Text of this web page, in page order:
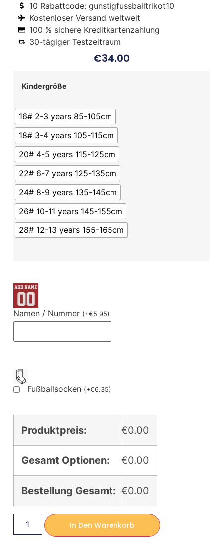
10 Rabattcode: gunstigfussballtrikot10
Kostenloser Versand weltweit
100 % sichere Kreditkartenzahlung
30-tägiger Testzeitraum
€34.00
Kindergröße
16# 2-3 years 85-105cm
18# 3-4 years 105-115cm
20# 4-5 years 115-125cm
22# 6-7 years 125-135cm
24# 8-9 years 135-145cm
26# 10-11 years 145-155cm
28# 12-13 years 155-165cm
Namen / Nummer (+€5.95)
Fußballsocken (+€6.35)
Produktpreis: €0.00
Gesamt Optionen: €0.00
Bestellung Gesamt: €0.00
In Den Warenkorb